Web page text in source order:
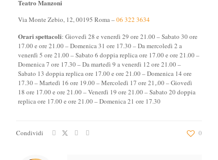
Teatro Manzoni
Via Monte Zebio, 12, 00195 Roma –06 322 3634
Orari spettacoli: Giovedì 28 e venerdì 29 ore 21.00 – Sabato 30 ore
17.00 e ore 21.00 – Domenica 31 ore 17.30 – Da mercoledì 2 a
venerdì 5 ore 21.00 – Sabato 6 doppia replica ore 17.00 e ore 21.00 –
Domenica 7 ore 17.30 – Da martedì 9 a venerdì 12 ore 21.00 –
Sabato 13 doppia replica ore 17.00 e ore 21.00 – Domenica 14 ore
17.30 – Martedì 16 ore 19.00 – Mercoledì 17 ore 21,.00 – Giovedì
18 ore 17.00 e ore 21.00 – Venerdì 19 ore 21.00 – Sabato 20 doppia
replica ore 17.00 e ore 21.00 – Domenica 21 ore 17.30
Condividi 0